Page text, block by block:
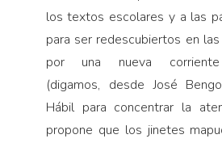
los textos escolares y a las
para ser redescubiertos en
por una nueva corriente
(digamos, desde José
Hábil para concentrar la
propone que los jinetes